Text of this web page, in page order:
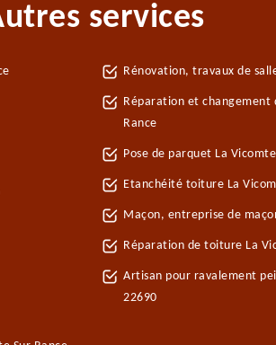
services
Rénovation, travaux de
Réparation et
Rance
Pose de parquet La
Etanchéité toiture La
Maçon, entreprise de
Réparation de toiture La
Artisan pour ravalement
22690